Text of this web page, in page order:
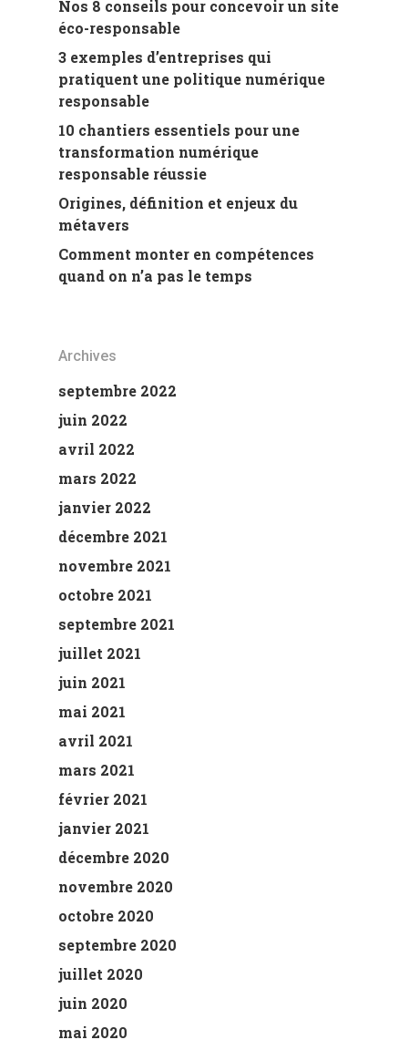
Nos 8 conseils pour concevoir un site
éco-responsable
3 exemples d’entreprises qui
pratiquent une politique numérique
responsable
10 chantiers essentiels pour une
transformation numérique
responsable réussie
Origines, définition et enjeux du
métavers
Comment monter en compétences
quand on n’a pas le temps
Archives
septembre 2022
juin 2022
avril 2022
mars 2022
janvier 2022
décembre 2021
novembre 2021
octobre 2021
septembre 2021
juillet 2021
juin 2021
mai 2021
avril 2021
mars 2021
février 2021
janvier 2021
décembre 2020
novembre 2020
octobre 2020
septembre 2020
juillet 2020
juin 2020
mai 2020